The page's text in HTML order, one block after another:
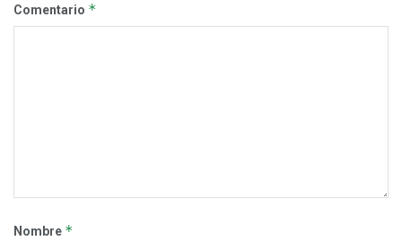
Comentario *
Nombre *